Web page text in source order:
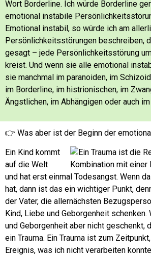
Wort Borderline. Ich würde Borderline
emotional instabile
Emotional instabil, so würde ich am
Persönlichkeitsstörungen beschreiben,
gesagt – jede Persönlichkeitsstörung
kreist. Und wenn sie alle emotional
sie manchmal im paranoiden, im
im Borderline, im histrionischen, im
Ängstlichen, im Abhängigen oder auch
👉 Was aber ist der Beginn der
Ein Kind kommt
auf die Welt
und hat erst einmal Todesangst. Wenn
hat, dann ist das ein wichtiger Punkt,
der Vater, die allernächsten
Kind, Liebe und Geborgenheit
und Geborgenheit aber nicht geschenkt,
ein Trauma. Ein Trauma ist zum
Ereignis, was ich nicht verarbeiten